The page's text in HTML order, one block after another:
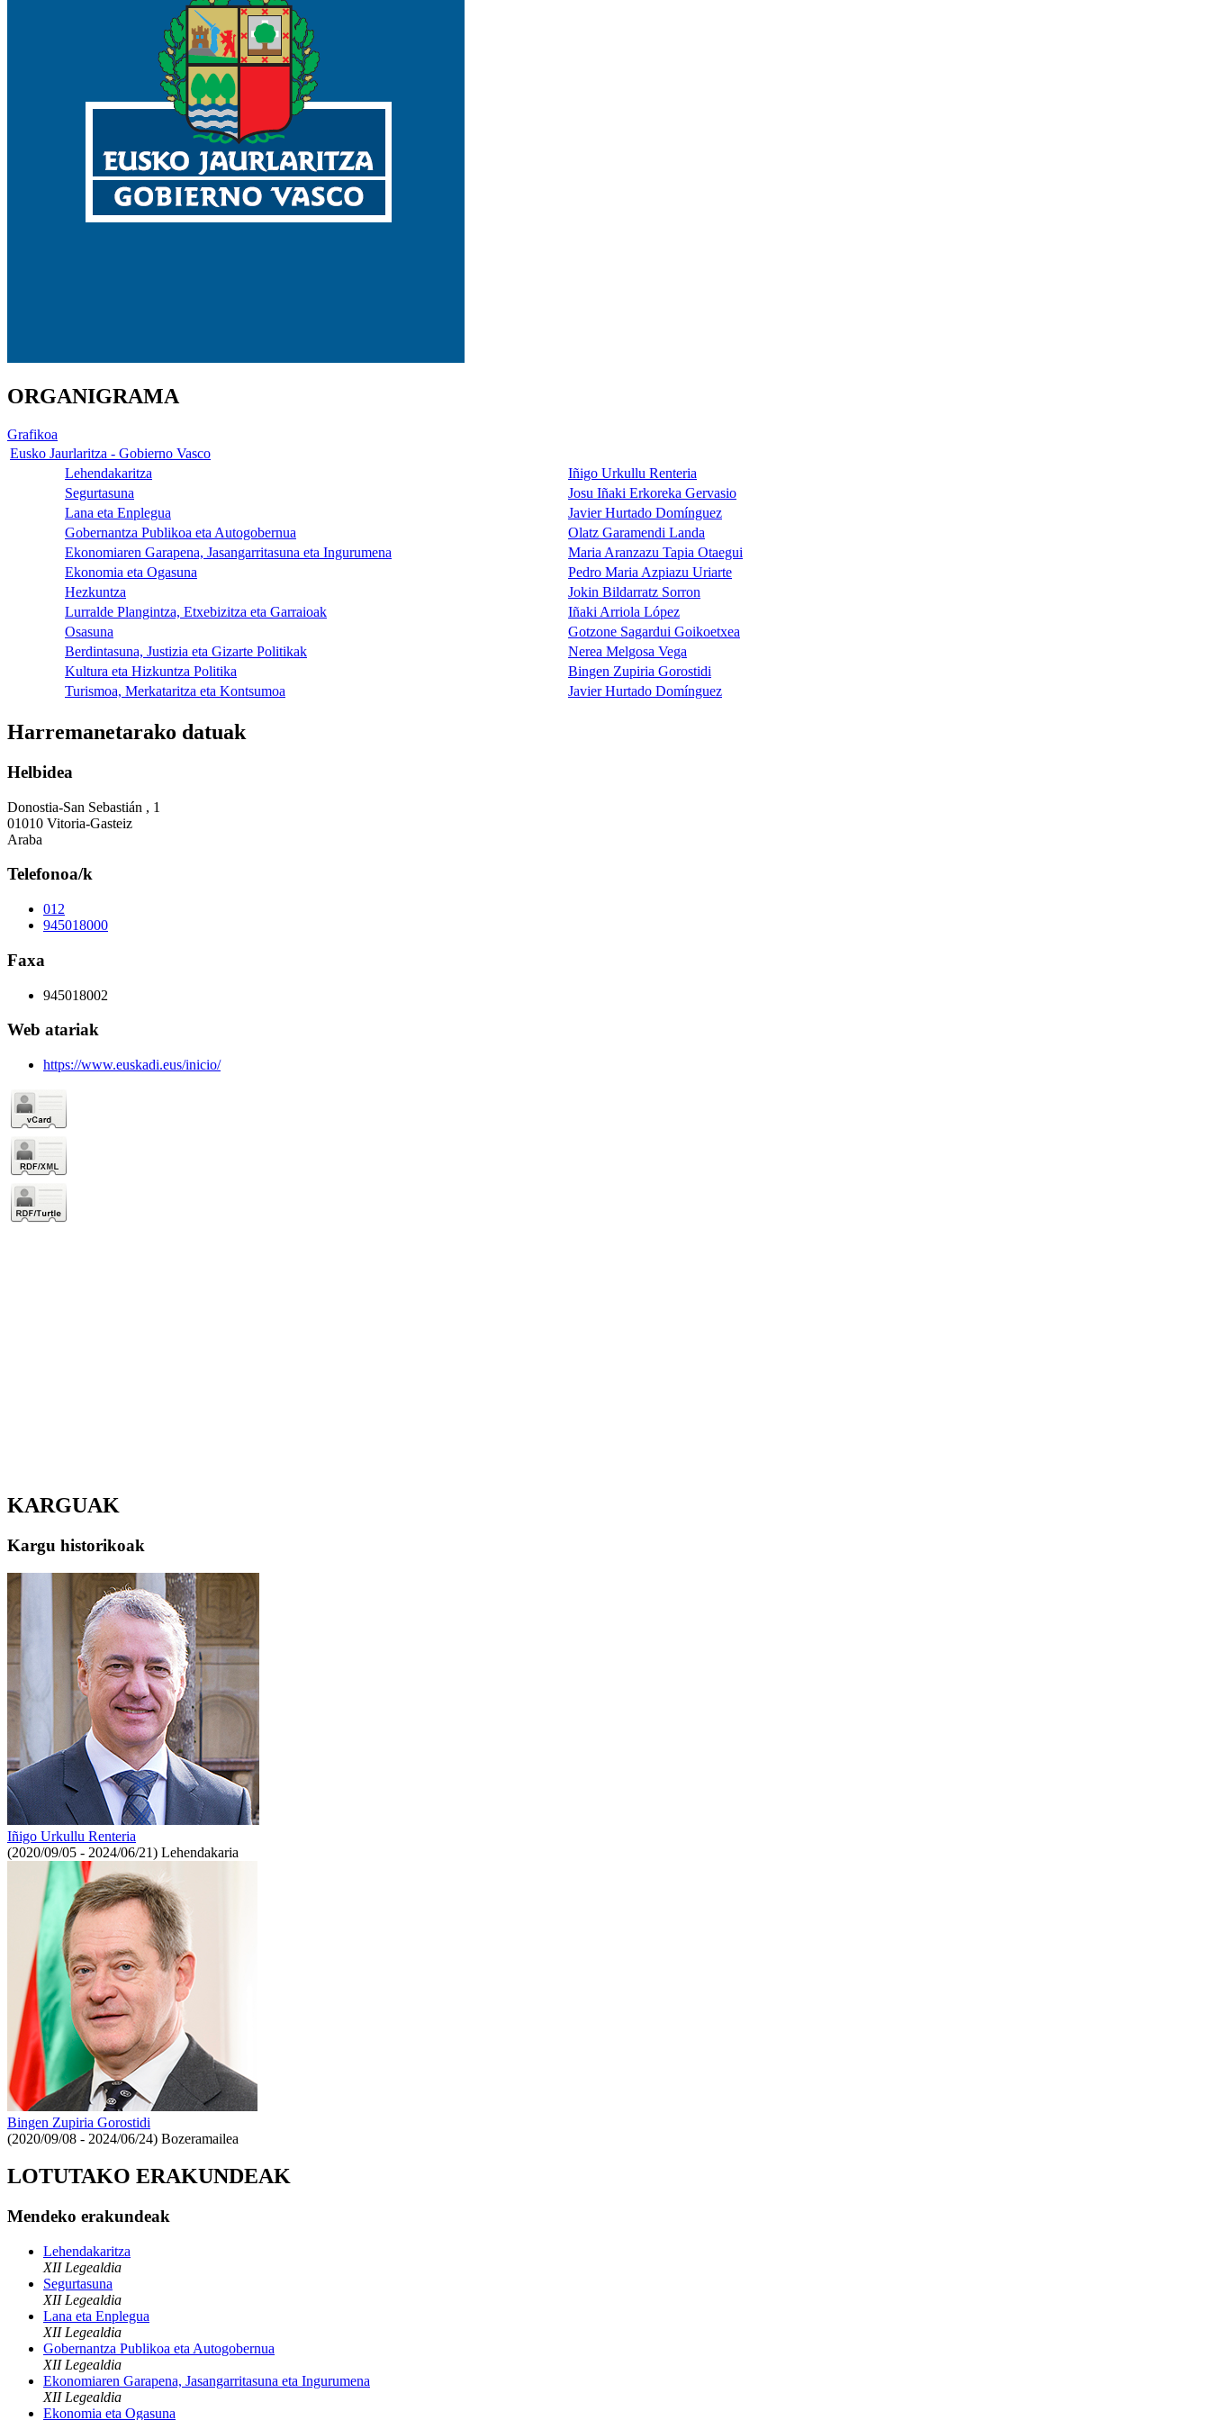
ORGANIGRAMA
Grafikoa
Eusko Jaurlaritza - Gobierno Vasco
Lehendakaritza
Iñigo Urkullu Renteria
Segurtasuna
Josu Iñaki Erkoreka Gervasio
Lana eta Enplegua
Javier Hurtado Domínguez
Gobernantza Publikoa eta Autogobernua
Olatz Garamendi Landa
Ekonomiaren Garapena, Jasangarritasuna eta Ingurumena
Maria Aranzazu Tapia Otaegui
Ekonomia eta Ogasuna
Pedro Maria Azpiazu Uriarte
Hezkuntza
Jokin Bildarratz Sorron
Lurralde Plangintza, Etxebizitza eta Garraioak
Iñaki Arriola López
Osasuna
Gotzone Sagardui Goikoetxea
Berdintasuna, Justizia eta Gizarte Politikak
Nerea Melgosa Vega
Kultura eta Hizkuntza Politika
Bingen Zupiria Gorostidi
Turismoa, Merkataritza eta Kontsumoa
Javier Hurtado Domínguez
Harremanetarako datuak
Helbidea
Donostia-San Sebastián , 1
01010 Vitoria-Gasteiz
Araba
Telefonoa/k
012
945018000
Faxa
945018002
Web atariak
https://www.euskadi.eus/inicio/
KARGUAK
Kargu historikoak
Iñigo Urkullu Renteria
(2020/09/05 - 2024/06/21) Lehendakaria
Bingen Zupiria Gorostidi
(2020/09/08 - 2024/06/24) Bozeramailea
LOTUTAKO ERAKUNDEAK
Mendeko erakundeak
Lehendakaritza
XII Legealdia
Segurtasuna
XII Legealdia
Lana eta Enplegua
XII Legealdia
Gobernantza Publikoa eta Autogobernua
XII Legealdia
Ekonomiaren Garapena, Jasangarritasuna eta Ingurumena
XII Legealdia
Ekonomia eta Ogasuna